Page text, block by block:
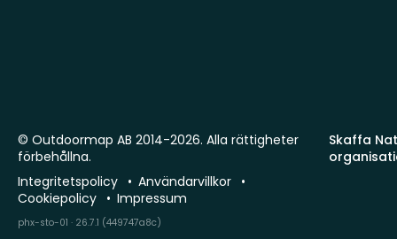
Skaffa
© Outdoormap AB 2014-2026. Alla rättigheter
förbehållna.
Integritetspolicy
Användarvillkor
Cookiepolicy
Impressum
phx-sto-01 · 26.7.1 (449747a8c)